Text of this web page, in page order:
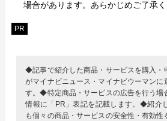
場合があります。あらかじめご了承く
PR
◆記事で紹介した商品・サービスを購入・
がマイナビニュース・マイナビウーマンに
す。◆特定商品・サービスの広告を行う場
情報に「PR」表記を記載します。◆紹介
も個々の商品・サービスの安全性・有効性